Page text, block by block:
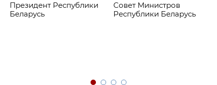
Президент Республики
Беларусь
Совет Министров
Республики Беларусь